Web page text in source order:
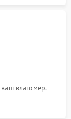
влагомер.